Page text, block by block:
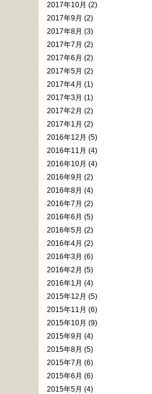
2017年10月 (2)
2017年9月 (2)
2017年8月 (3)
2017年7月 (2)
2017年6月 (2)
2017年5月 (2)
2017年4月 (1)
2017年3月 (1)
2017年2月 (2)
2017年1月 (2)
2016年12月 (5)
2016年11月 (4)
2016年10月 (4)
2016年9月 (2)
2016年8月 (4)
2016年7月 (2)
2016年6月 (5)
2016年5月 (2)
2016年4月 (2)
2016年3月 (6)
2016年2月 (5)
2016年1月 (4)
2015年12月 (5)
2015年11月 (6)
2015年10月 (9)
2015年9月 (4)
2015年8月 (5)
2015年7月 (6)
2015年6月 (6)
2015年5月 (4)